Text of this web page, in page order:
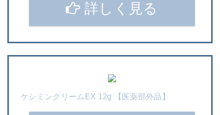
詳しく見る
ケシミンクリームEX 12g 【医薬部外品】